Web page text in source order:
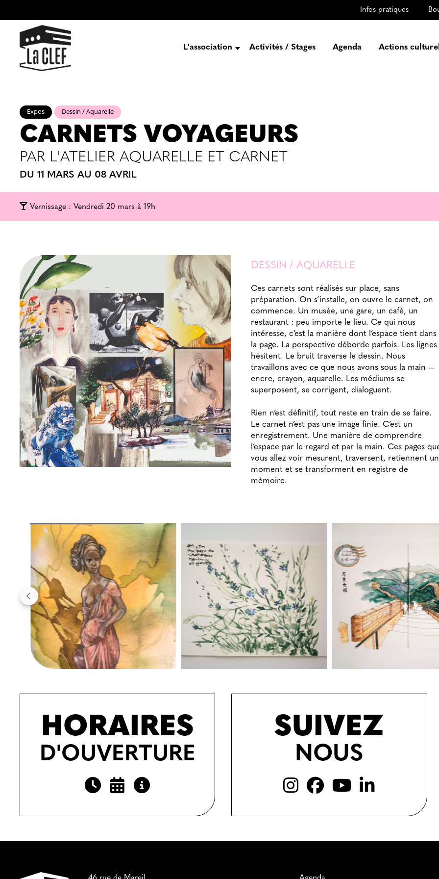
Infos pratiques
L'association
Engagez-vous
Partenaires
Activités / Stages Agenda Actions
Expos Dessin / Aquarelle
CARNETS VOYAGEURS
PAR L'ATELIER AQUARELLE ET CARNET
DU 11 MARS AU 08 AVRIL
Vernissage : Vendredi 20 mars à 19h
DESSIN / AQUARELLE
Ces carnets sont réalisés sur place, sans
préparation. On s’installe, on ouvre le carnet, on
commence. Un musée, une gare, un café, un
restaurant : peu importe le lieu. Ce qui nous
intéresse, c’est la manière dont l’espace tient dans
la page. La perspective déborde parfois. Les lignes
hésitent. Le bruit traverse le dessin. Nous
travaillons avec ce que nous avons sous la main —
encre, crayon, aquarelle. Les médiums se
superposent, se corrigent, dialoguent.
Rien n’est définitif, tout reste en train de se faire.
Le carnet n’est pas une image finie. C’est un
enregistrement. Une manière de comprendre
l’espace par le regard et par la main. Ces pages
vous allez voir mesurent, traversent, retiennent un
moment et se transforment en registre de
mémoire.
HORAIRES
D'OUVERTURE
SUIVEZ
NOUS